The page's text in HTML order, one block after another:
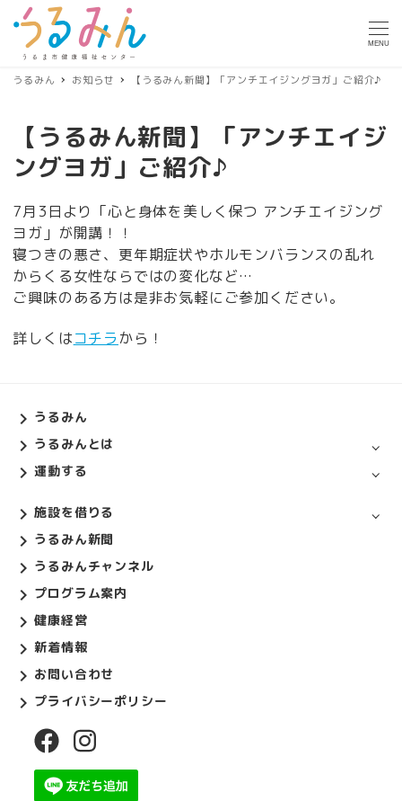
MENU
うるみん お知らせ 【うるみん新聞】「アンチエイジングヨガ」ご紹介♪
【うるみん新聞】「アンチエイジ
ングヨガ」ご紹介♪
7月3日より「心と身体を美しく保つ アンチエイジング
ヨガ」が開講！！
寝つきの悪さ、更年期症状やホルモンバランスの乱れ
からくる女性ならではの変化など…
ご興味のある方は是非お気軽にご参加ください。
詳しくはコチラから！
うるみん
うるみんとは
運動する
施設を借りる
うるみん新聞
うるみんチャンネル
プログラム案内
健康経営
新着情報
お問い合わせ
プライバシーポリシー